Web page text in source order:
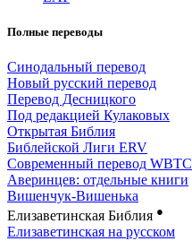
Полные переводы
Синодальный перевод
Новый русский перевод
Перевод Десницкого
Под редакцией Кулаковых
Открытая Библия
Библейской Лиги ERV
Cовременный перевод WBTC
Аверинцев: отдельные книги
Вишенчук-Вишенька
Елизаветинская Библия ●
Елизаветинская на русском